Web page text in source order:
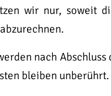
wir nur, soweit
nach
bleiben unberührt.